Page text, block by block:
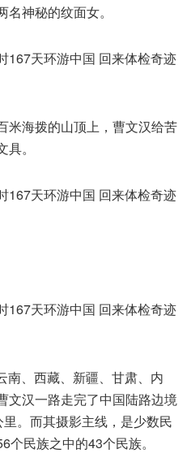
神秘的纹面女。
米海拨的山顶上，曹文汉给苦
。
南、西藏、新疆、甘肃、内
文汉一路走完了中国陆路边境
。而其摄影主线，是少数民
民族之中的43个民族。